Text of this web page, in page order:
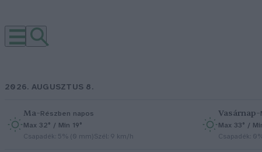
2026. AUGUSZTUS 8.
Ma–Részben napos
Max 32° / Min 19°
Csapadék: 5% (0 mm)Szél: 9 km/h
Vasárnap–
Max 33° /
Csapadék: